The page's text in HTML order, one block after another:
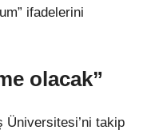
ifadelerini
olacak”
Üniversitesi’ni takip